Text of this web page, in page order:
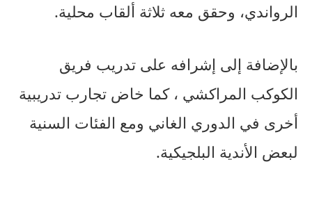
الرواندي، وحقق معه ثلاثة ألقاب محلية.
بالإضافة إلى إشرافه على تدريب فريق
الكوكب المراكشي ، كما خاض تجارب تدريبية
أخرى في الدوري الغاني ومع الفئات السنية
لبعض الأندية البلجيكية.